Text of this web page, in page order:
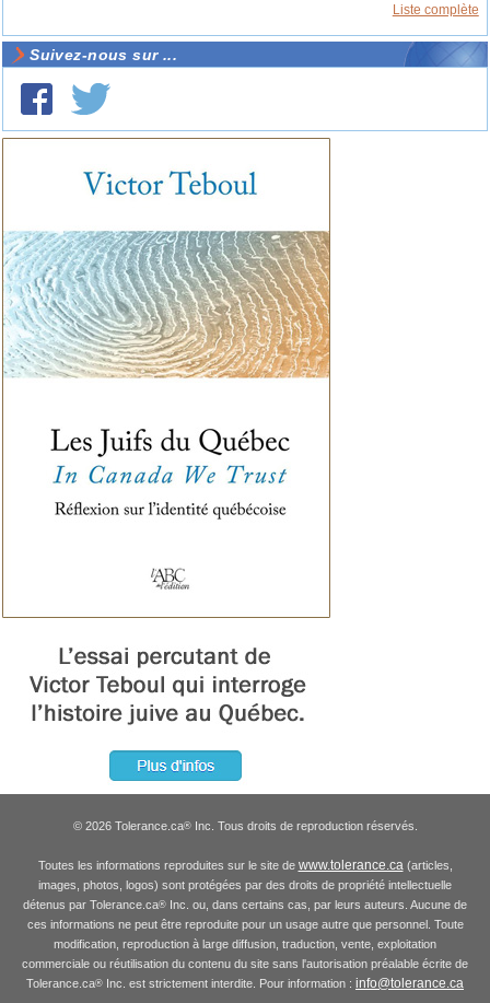
Liste complète
Suivez-nous sur ...
© 2026 Tolerance.ca®Inc. Tous droits de reproduction réservés.
Toutes les informations reproduites sur le site de www.tolerance.ca (articles,
images, photos, logos) sont protégées par des droits de propriété intellectuelle
détenus par Tolerance.ca® Inc. ou, dans certains cas, par leurs auteurs. Aucune de
ces informations ne peut être reproduite pour un usage autre que personnel. Toute
modification, reproduction à large diffusion, traduction, vente, exploitation
commerciale ou réutilisation du contenu du site sans l'autorisation préalable écrite de
Tolerance.ca® Inc. est strictement interdite. Pour information : info@tolerance.ca